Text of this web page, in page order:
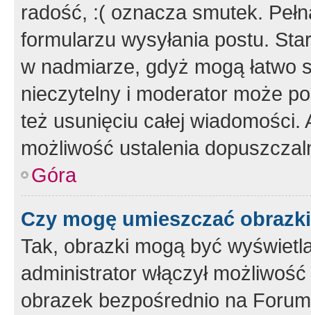
radość, :( oznacza smutek.
formularzu wysyłania postu.
w nadmiarze, gdyż mogą
nieczytelny i moderator może
też usunięciu całej
możliwość ustalenia
Góra
Czy mogę umieszczać
Tak, obrazki mogą być
administrator włączył
obrazek bezpośrednio na